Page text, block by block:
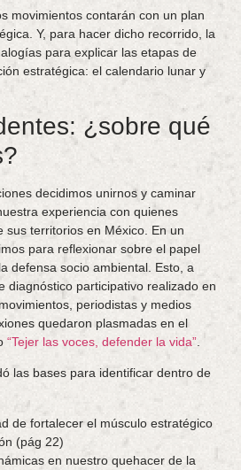
movimientos contarán con un plan
Y, para hacer dicho recorrido, la
para explicar las etapas de
estratégica: el calendario lunar y
¿sobre qué
decidimos unirnos y caminar
experiencia con quienes
sus territorios en México. En un
para reflexionar sobre el papel
defensa socio ambiental. Esto, a
diagnóstico participativo realizado en
periodistas y medios
quedaron plasmadas en el
“Tejer las voces, defender la vida”
las bases para identificar dentro de
de fortalecer el músculo estratégico
(pág 22)
en nuestro quehacer de la